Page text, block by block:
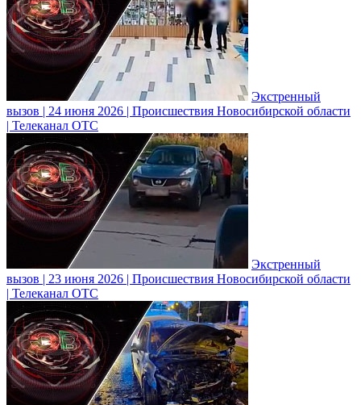
Экстренный
вызов | 24 июня 2026 | Происшествия Новосибирской области
| Телеканал ОТС
Экстренный
вызов | 23 июня 2026 | Происшествия Новосибирской области
| Телеканал ОТС